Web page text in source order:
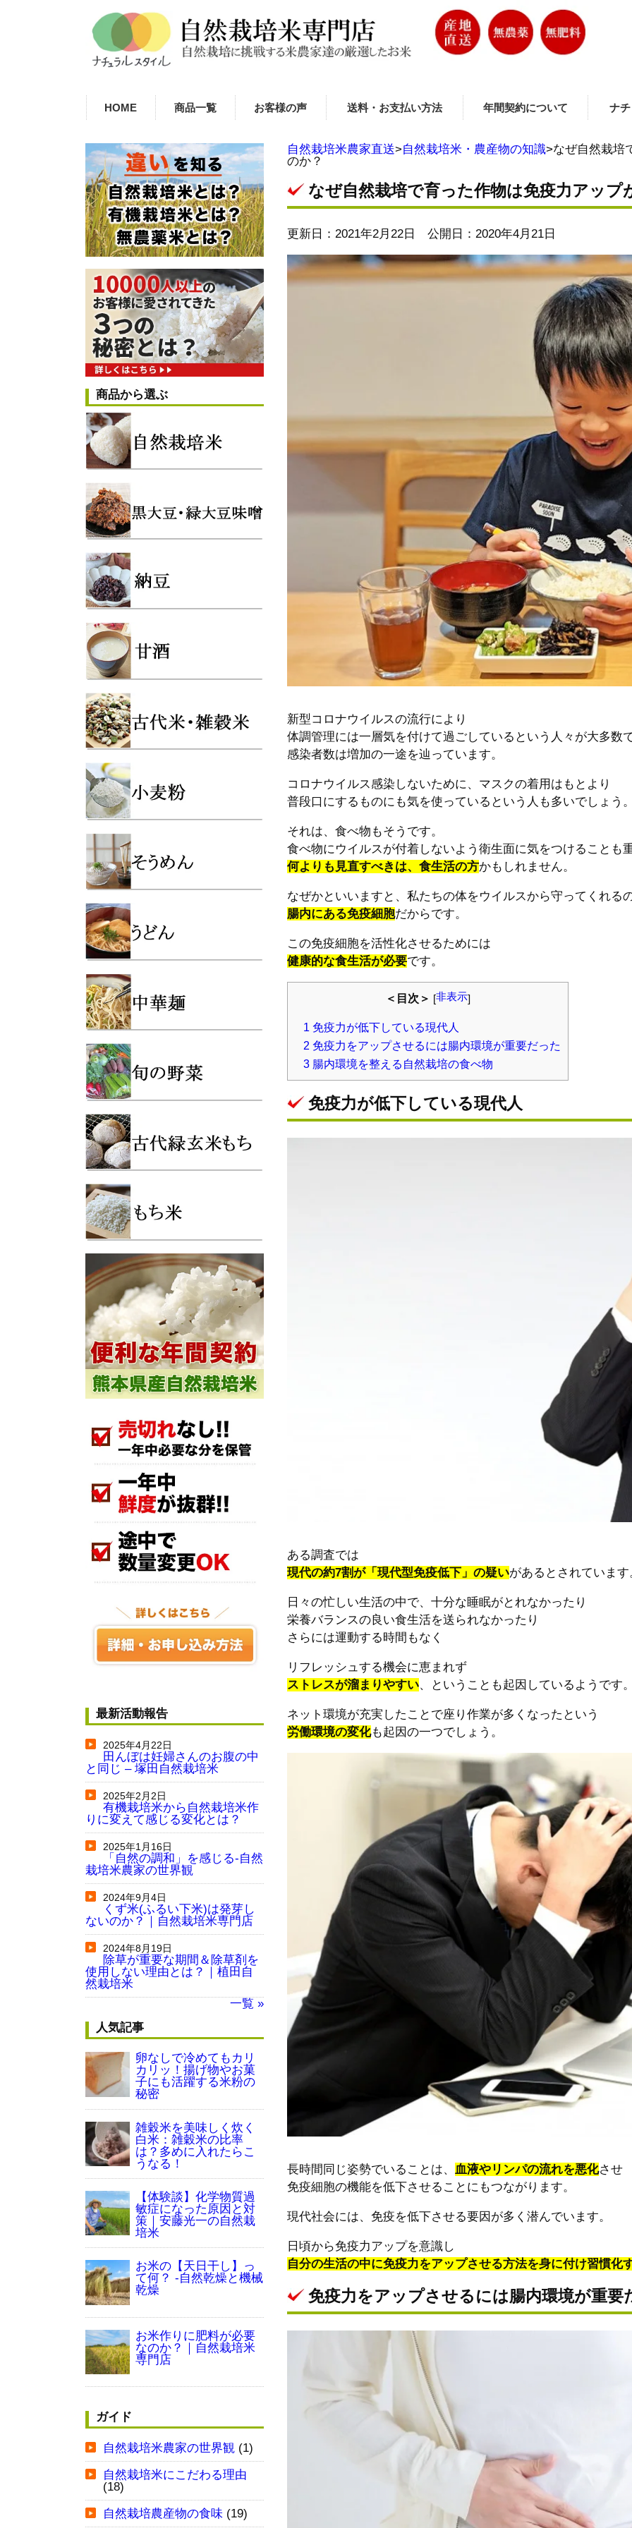
HOME 商品一覧 お客様の声 送料・お支払い方法 年間契約について ナ
自然栽培米農家直送>自然栽培米・農産物の知識>なぜ自然栽培
のか？
なぜ自然栽培で育った作物は免疫力アップ
更新日：2021年2月22日 公開日：2020年4月21日
新型コロナウイルスの流行により
体調管理には一層気を付けて過ごしているという人々が大多数
感染者数は増加の一途を辿っています。
コロナウイルス感染しないために、マスクの着用はもとより
普段口にするものにも気を使っているという人も多いでしょう
それは、食べ物もそうです。
食べ物にウイルスが付着しないよう衛生面に気をつけることも
何よりも見直すべきは、食生活の方かもしれません。
なぜかといいますと、私たちの体をウイルスから守ってくれる
腸内にある免疫細胞だからです。
この免疫細胞を活性化させるためには
健康的な食生活が必要です。
＜目次＞ [非表示]
1 免疫力が低下している現代人
2 免疫力をアップさせるには腸内環境が重要だった
3 腸内環境を整える自然栽培の食べ物
免疫力が低下している現代人
ある調査では
現代の約7割が「現代型免疫低下」の疑いがあるとされています
日々の忙しい生活の中で、十分な睡眠がとれなかったり
栄養バランスの良い食生活を送られなかったり
さらには運動する時間もなく
リフレッシュする機会に恵まれず
ストレスが溜まりやすい、ということも起因しているようです
ネット環境が充実したことで座り作業が多くなったという
労働環境の変化も起因の一つでしょう。
長時間同じ姿勢でいることは、血液やリンパの流れを悪化させ
免疫細胞の機能を低下させることにもつながります。
現代社会には、免疫を低下させる要因が多く潜んでいます。
日頃から免疫力アップを意識し
自分の生活の中に免疫力をアップさせる方法を身に付け習慣化
免疫力をアップさせるには腸内環境が重要
商品から選ぶ
最新活動報告
2025年4月22日
田んぼは妊婦さんのお腹の中
と同じ – 塚田自然栽培米
2025年2月2日
有機栽培米から自然栽培米作
りに変えて感じる変化とは？
2025年1月16日
「自然の調和」を感じる-自然
栽培米農家の世界観
2024年9月4日
くず米(ふるい下米)は発芽し
ないのか？｜自然栽培米専門店
2024年8月19日
除草が重要な期間＆除草剤を
使用しない理由とは？｜植田自
然栽培米
一覧 »
人気記事
卵なしで冷めてもカリ
カリッ！揚げ物やお菓
子にも活躍する米粉の
秘密
雑穀米を美味しく炊く
白米：雑穀米の比率
は？多めに入れたらこ
うなる！
【体験談】化学物質過
敏症になった原因と対
策｜安藤光一の自然栽
培米
お米の【天日干し】っ
て何？ -自然乾燥と機械
乾燥
お米作りに肥料が必要
なのか？｜自然栽培米
専門店
ガイド
自然栽培米農家の世界観(1)
自然栽培米にこだわる理由
(18)
自然栽培農産物の食味 (19)